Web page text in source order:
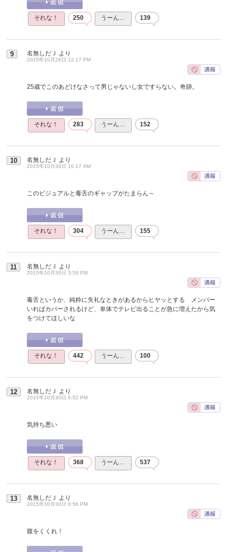
それな！ 250 うーん… 139
9 名無しだＪ より
2015年10月26日 12:17 PM
25歳でこのあどけなさって男じゃないし女ですらない。奇跡。
それな！ 283 うーん… 152
10 名無しだＪ より
2015年10月30日 10:17 AM
このビジュアルと毒舌のギャップがたまらん～
それな！ 304 うーん… 155
11 名無しだＪ より
2015年10月30日 3:59 PM
毒舌というか、純粋に失礼なときがあるからヒヤッとする メンバー
いればカバーされるけど、単体でテレビ出ることが急に増えたから気
をつけてほしいな
それな！ 442 うーん… 100
12 名無しだＪ より
2015年10月30日 6:52 PM
気持ち悪い
それな！ 368 うーん… 537
13 名無しだＪ より
2015年10月30日 6:56 PM
腹をくくれ！